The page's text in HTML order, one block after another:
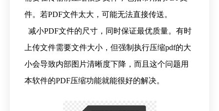
件。若PDF文件太大，可能无法直接传送。
减小PDF文件的尺寸，同时保证最优质量。有时
上传文件需要文件大小，但强制执行压缩pdf的大
小会导致内部图片清晰度下降，而且这个问题用
本软件的PDF压缩功能就能很好的解决。